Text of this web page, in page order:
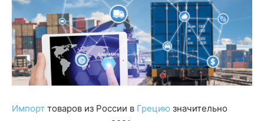
Импорт товаров из России в Грецию значительно